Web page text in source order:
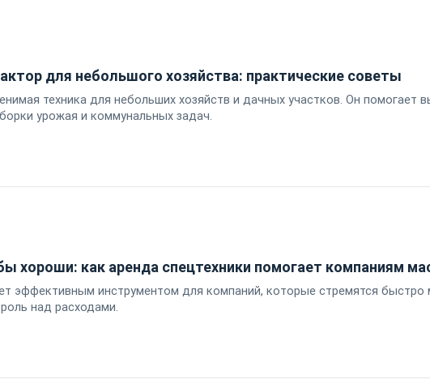
для небольшого хозяйства: практические советы
техника для небольших хозяйств и дачных участков. Он помогает
урожая и коммунальных задач.
хороши: как аренда спецтехники помогает компаниям
эффективным инструментом для компаний, которые стремятся быстро
над расходами.